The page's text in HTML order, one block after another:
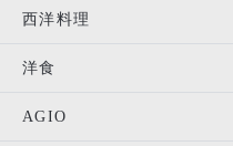
西洋料理
洋食
AGIO